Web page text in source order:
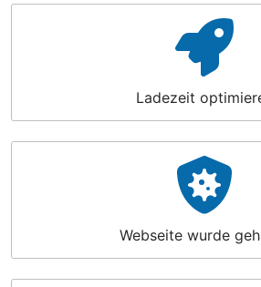
Ladezeit
Webseite wurde